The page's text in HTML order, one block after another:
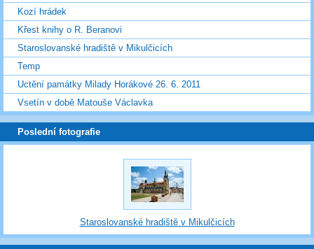
Kozí hrádek
Křest knihy o R. Beranovi
Staroslovanské hradiště v Mikulčicích
Temp
Uctění památky Milady Horákové 26. 6. 2011
Vsetín v době Matouše Václavka
Poslední fotografie
Staroslovanské hradiště v Mikulčicích